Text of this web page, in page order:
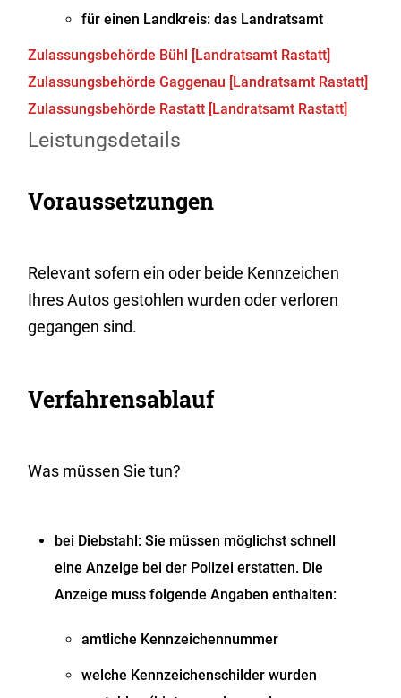
für einen Landkreis: das Landratsamt
Zulassungsbehörde Bühl [Landratsamt Rastatt]
Zulassungsbehörde Gaggenau [Landratsamt Rastatt]
Zulassungsbehörde Rastatt [Landratsamt Rastatt]
Leistungsdetails
Voraussetzungen
Relevant sofern ein oder beide Kennzeichen
Ihres Autos gestohlen wurden oder verloren
gegangen sind.
Verfahrensablauf
Was müssen Sie tun?
bei Diebstahl: Sie müssen möglichst schnell
eine Anzeige bei der Polizei erstatten. Die
Anzeige muss folgende Angaben enthalten:
amtliche Kennzeichennummer
welche Kennzeichenschilder wurden